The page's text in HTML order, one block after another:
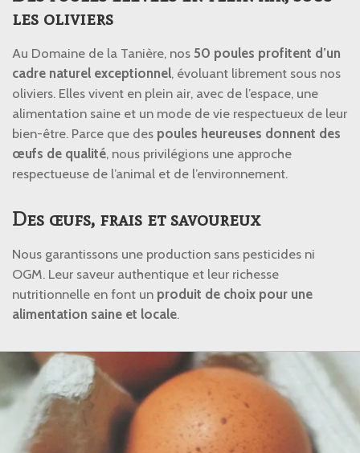
les oliviers
Au Domaine de la Tanière, nos 50 poules profitent d’un
cadre naturel exceptionnel, évoluant librement sous nos
oliviers. Elles vivent en plein air, avec de l’espace, une
alimentation saine et un mode de vie respectueux de leur
bien-être. Parce que des poules heureuses donnent des
œufs de qualité, nous privilégions une approche
respectueuse de l’animal et de l’environnement.
Des œufs, frais et savoureux
Nous garantissons une production sans pesticides ni
OGM. Leur saveur authentique et leur richesse
nutritionnelle en font un produit de choix pour une
alimentation saine et locale.